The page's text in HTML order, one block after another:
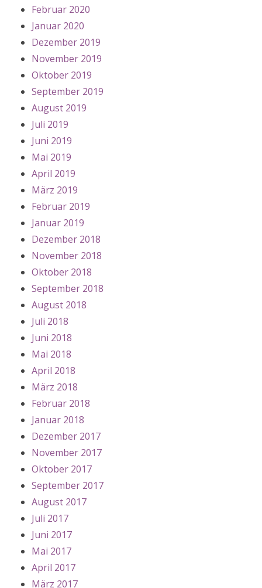
Februar 2020
Januar 2020
Dezember 2019
November 2019
Oktober 2019
September 2019
August 2019
Juli 2019
Juni 2019
Mai 2019
April 2019
März 2019
Februar 2019
Januar 2019
Dezember 2018
November 2018
Oktober 2018
September 2018
August 2018
Juli 2018
Juni 2018
Mai 2018
April 2018
März 2018
Februar 2018
Januar 2018
Dezember 2017
November 2017
Oktober 2017
September 2017
August 2017
Juli 2017
Juni 2017
Mai 2017
April 2017
März 2017